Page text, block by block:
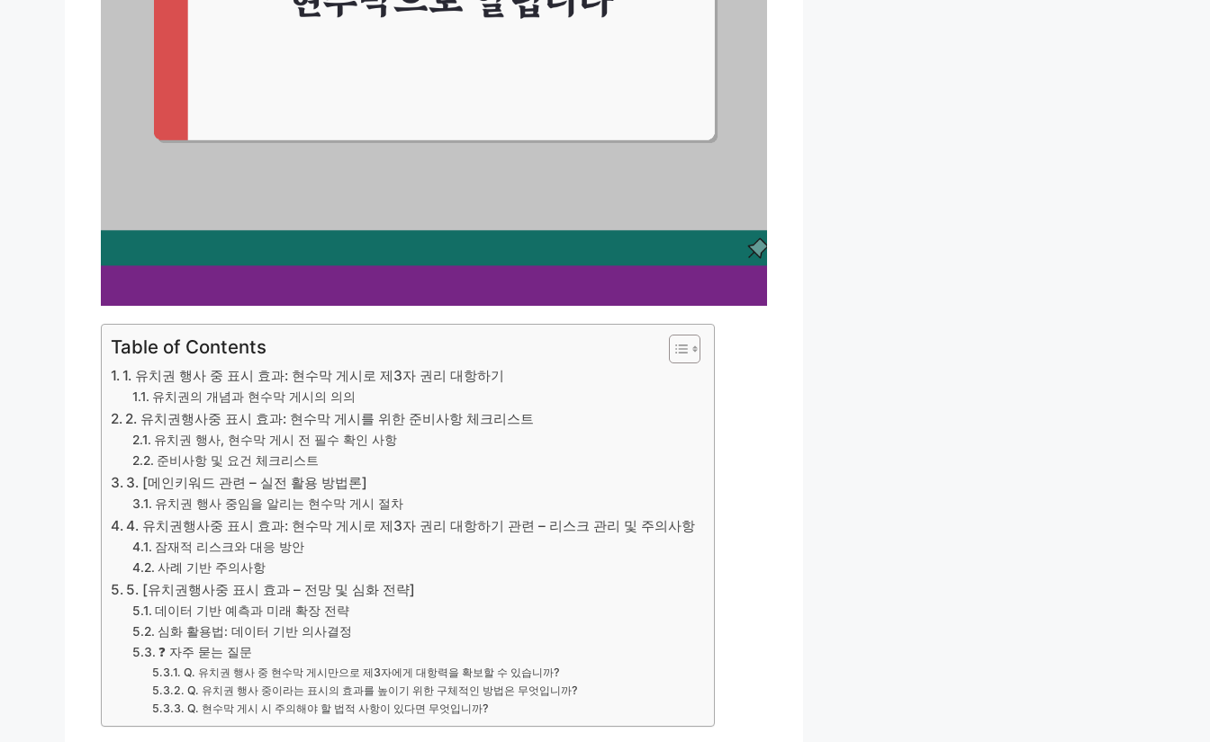
Table of Contents
1. 유치권 행사 중 표시 효과: 현수막 게시로 제3자 권리 대항하기
유치권의 개념과 현수막 게시의 의의
2. 유치권행사중 표시 효과: 현수막 게시를 위한 준비사항 체크리스트
유치권 행사, 현수막 게시 전 필수 확인 사항
준비사항 및 요건 체크리스트
3. [메인키워드 관련 – 실전 활용 방법론]
유치권 행사 중임을 알리는 현수막 게시 절차
4. 유치권행사중 표시 효과: 현수막 게시로 제3자 권리 대항하기 관련 – 리스크 관리 및 주의사항
잠재적 리스크와 대응 방안
사례 기반 주의사항
5. [유치권행사중 표시 효과 – 전망 및 심화 전략]
데이터 기반 예측과 미래 확장 전략
심화 활용법: 데이터 기반 의사결정
❓ 자주 묻는 질문
Q. 유치권 행사 중 현수막 게시만으로 제3자에게 대항력을 확보할 수 있습니까?
Q. 유치권 행사 중이라는 표시의 효과를 높이기 위한 구체적인 방법은 무엇입니까?
Q. 현수막 게시 시 주의해야 할 법적 사항이 있다면 무엇입니까?